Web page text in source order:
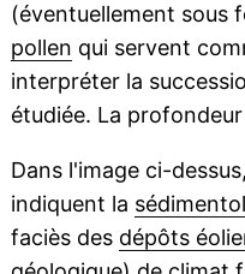
(éventuellement sous
pollen qui servent
interpréter la
étudiée. La
Dans l'image ci-
indiquent la
faciès des dépôts